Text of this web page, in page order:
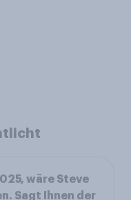
wäre Steve
Sagt Ihnen der